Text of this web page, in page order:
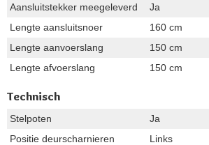
Aansluitstekker meegeleverd
Ja
Lengte aansluitsnoer
160 cm
Lengte aanvoerslang
150 cm
Lengte afvoerslang
150 cm
Technisch
Stelpoten
Ja
Positie deurscharnieren
Links